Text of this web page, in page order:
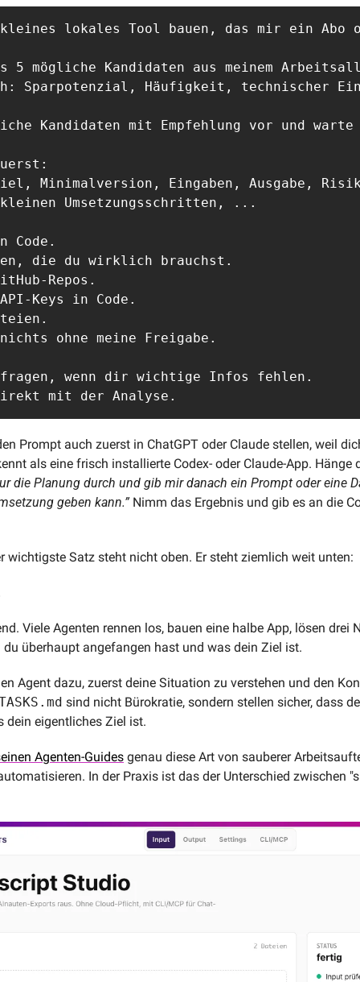
lokales Tool bauen, das mir ein Abo
5 mögliche Kandidaten aus meinem
Sparpotenzial, Häufigkeit, technischer
Kandidaten mit Empfehlung vor und warte
Minimalversion, Eingaben, Ausgabe,
kleinen Umsetzungsschritten, ...
Code.
die du wirklich brauchst.
Repos.
Keys in Code.
ohne meine Freigabe.
wenn dir wichtige Infos fehlen.
mit der Analyse.
Prompt auch zuerst in ChatGPT oder Claude stellen, weil
als eine frisch installierte Codex- oder Claude-App. Hänge
die Planung durch und gib mir danach ein Prompt oder eine
geben kann.” Nimm das Ergebnis und gib es an die
wichtigste Satz steht nicht oben. Er steht ziemlich weit unten:
Viele Agenten rennen los, bauen eine halbe App, lösen drei
du überhaupt angefangen hast und was dein Ziel ist.
Agent dazu, zuerst deine Situation zu verstehen und den
sind nicht Bürokratie, sondern stellen sicher, dass
dein eigentliches Ziel ist.
Agenten-Guides genau diese Art von sauberer
In der Praxis ist das der Unterschied zwischen